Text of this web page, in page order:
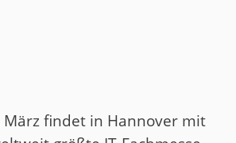
März findet in Hannover mit